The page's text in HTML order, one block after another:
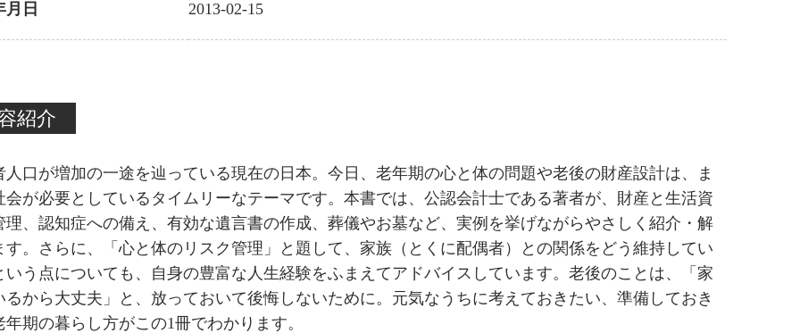
月日 2013-02-15
紹介
人口が増加の一途を辿っている現在の日本。今日、老年期の心と体の問題や老後の財産設計は、ま
会が必要としているタイムリーなテーマです。本書では、公認会計士である著者が、財産と生活資
理、認知症への備え、有効な遺言書の作成、葬儀やお墓など、実例を挙げながらやさしく紹介・解
す。さらに、「心と体のリスク管理」と題して、家族（とくに配偶者）との関係をどう維持してい
いう点についても、自身の豊富な人生経験をふまえてアドバイスしています。老後のことは、「家
るから大丈夫」と、放っておいて後悔しないために。元気なうちに考えておきたい、準備しておき
年期の暮らし方がこの1冊でわかります。